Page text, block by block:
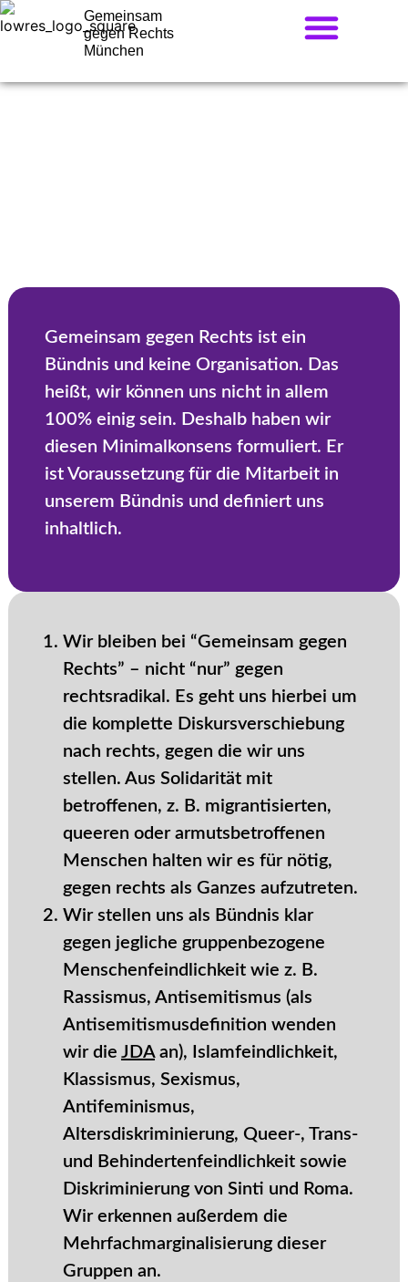
Gemeinsam
gegen Rechts
München
Gemeinsam gegen Rechts ist ein
Bündnis und keine Organisation. Das
heißt, wir können uns nicht in allem
100% einig sein. Deshalb haben wir
diesen Minimalkonsens formuliert. Er
ist Voraussetzung für die Mitarbeit in
unserem Bündnis und definiert uns
inhaltlich.
Wir bleiben bei “Gemeinsam gegen
Rechts” – nicht “nur” gegen
rechtsradikal. Es geht uns hierbei um
die komplette Diskursverschiebung
nach rechts, gegen die wir uns
stellen. Aus Solidarität mit
betroffenen, z. B. migrantisierten,
queeren oder armutsbetroffenen
Menschen halten wir es für nötig,
gegen rechts als Ganzes aufzutreten.
Wir stellen uns als Bündnis klar
gegen jegliche gruppenbezogene
Menschenfeindlichkeit wie z. B.
Rassismus, Antisemitismus (als
Antisemitismusdefinition wenden
wir die JDAan), Islamfeindlichkeit,
Klassismus, Sexismus,
Antifeminismus,
Altersdiskriminierung, Queer-, Trans-
und Behindertenfeindlichkeit sowie
Diskriminierung von Sinti und Roma.
Wir erkennen außerdem die
Mehrfachmarginalisierung dieser
Gruppen an.